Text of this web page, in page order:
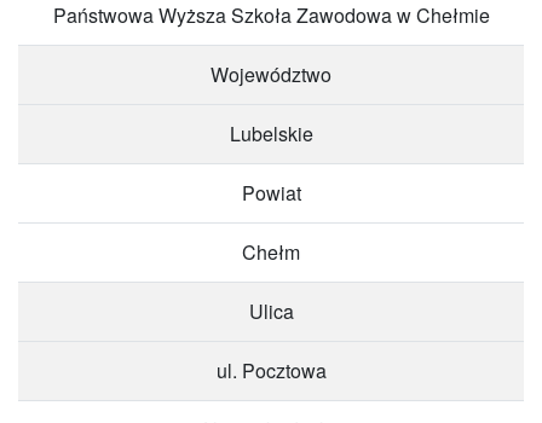
Państwowa Wyższa Szkoła Zawodowa w Chełmie
Województwo
Lubelskie
Powiat
Chełm
Ulica
ul. Pocztowa